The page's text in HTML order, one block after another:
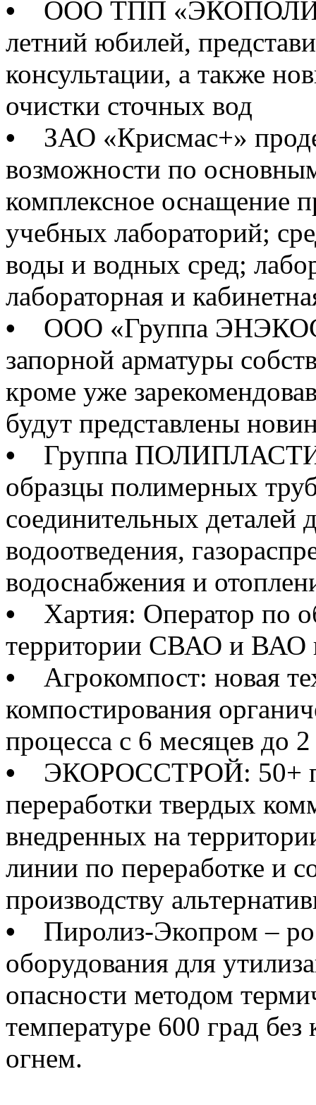
• ООО ТПП
летний юбилей,
консультации, а также
очистки сточных вод
• ЗАО «Крисмас+»
возможности по
комплексное оснащение
учебных лабораторий;
воды и водных сред;
лабораторная и
• ООО «Группа
запорной арматуры
кроме уже
будут представлены
• Группа ПОЛИПЛАСТИК
образцы полимерных
соединительных деталей
водоотведения,
водоснабжения и
• Хартия: Оператор по
территории СВАО и ВАО
• Агрокомпост: новая
компостирования
процесса с 6 месяцев до 2
• ЭКОРОССТРОЙ: 50+
переработки твердых
внедренных на
линии по переработке и
производству
• Пиролиз-Экопром –
оборудования для
опасности методом
температуре 600 град
огнем.